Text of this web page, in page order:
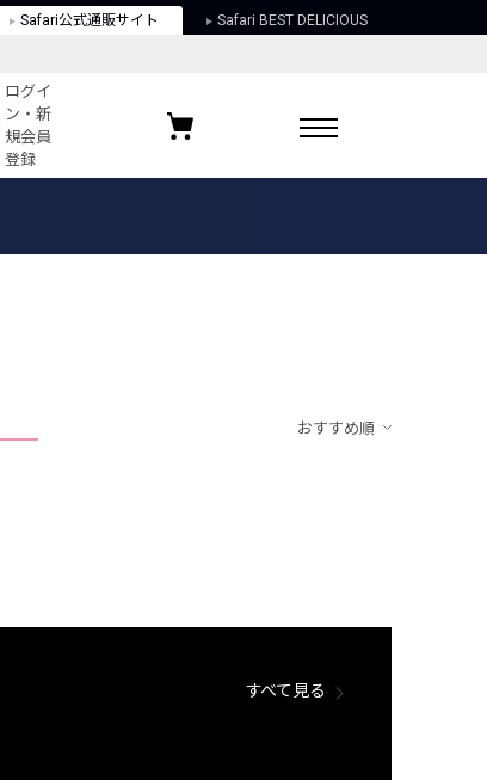
Safari公式通販サイト Safari BEST DELICIOUS
ログイ
ン・新
規会員
登録
お気に入りブランド
おすすめ順
すべて見る